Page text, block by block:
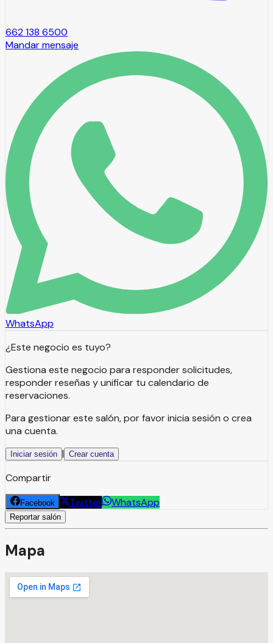
662 138 6500
Mandar mensaje
WhatsApp
¿Este negocio es tuyo?
Gestiona este negocio para responder solicitudes,
responder reseñas y unificar tu calendario de
reservaciones.
Para gestionar este salón, por favor inicia sesión o crea
una cuenta.
Iniciar sesión | Crear cuenta
Compartir
Facebook Twitter WhatsApp
Reportar salón
Mapa